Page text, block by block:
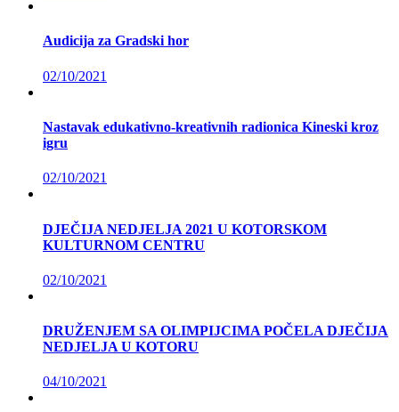
Audicija za Gradski hor
02/10/2021
Nastavak edukativno-kreativnih radionica Kineski kroz
igru
02/10/2021
DJEČIJA NEDJELJA 2021 U KOTORSKOM
KULTURNOM CENTRU
02/10/2021
DRUŽENJEM SA OLIMPIJCIMA POČELA DJEČIJA
NEDJELJA U KOTORU
04/10/2021